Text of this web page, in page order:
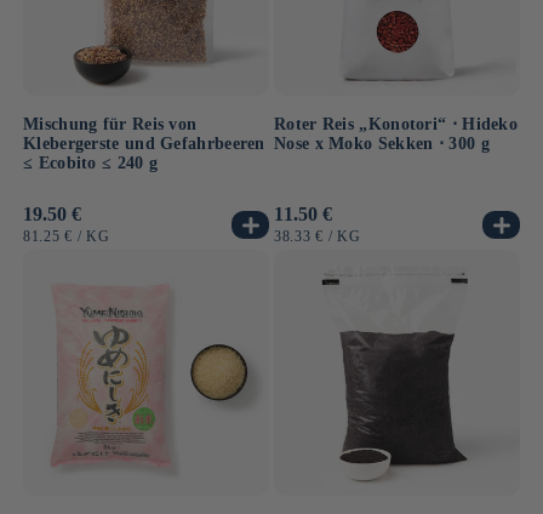
Mischung für Reis von
Klebergerste und Gefahrbeeren
≤ Ecobito ≤ 240 g
Normaler
Preis
19.50 €
GRUNDPREIS
81.25 € / PRO
KG
Roter Reis „Konotori“ ⋅ Hideko
Nose x Moko Sekken ⋅ 300 g
Normaler
Preis
11.50 €
GRUNDPREIS
38.33 € / PRO
KG